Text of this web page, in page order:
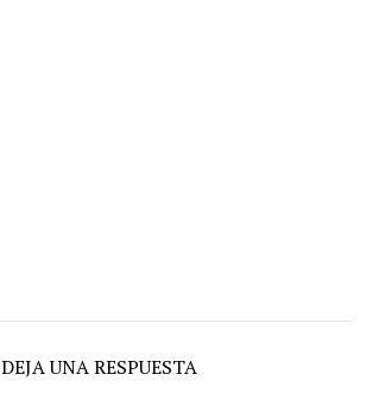
DEJA UNA RESPUESTA